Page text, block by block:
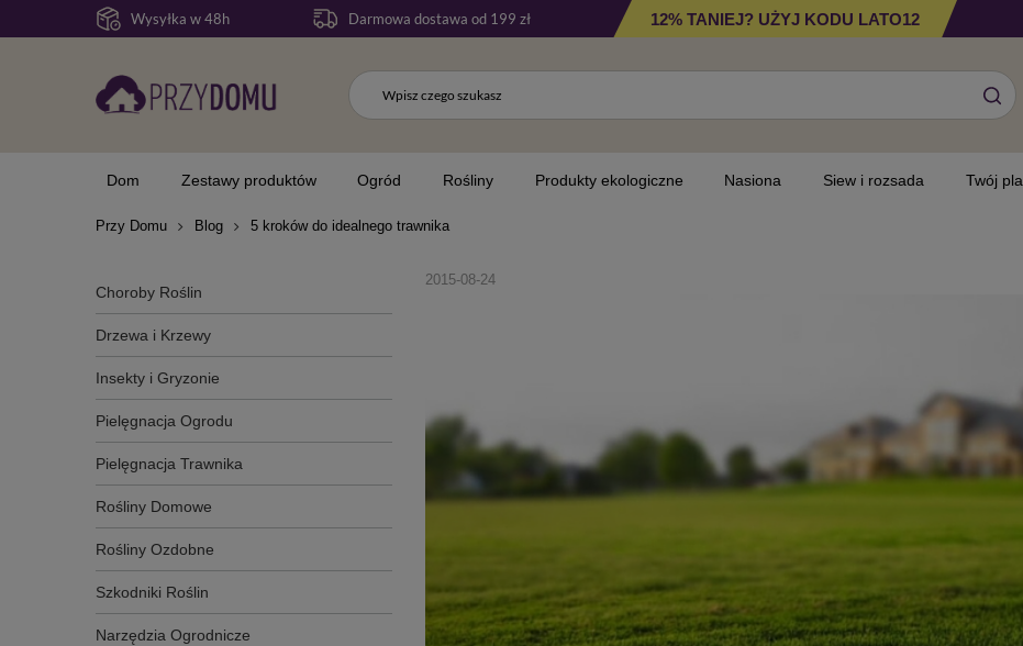
Wysyłka w 48h Darmowa dostawa od 199 zł 12% TANIEJ? UŻYJ KODU LATO12
Dom Zestawy produktów Ogród Rośliny Produkty ekologiczne Nasiona Siew i rozsada Twój
Przy Domu Blog 5 kroków do idealnego trawnika
Choroby Roślin
Drzewa i Krzewy
Insekty i Gryzonie
Pielęgnacja Ogrodu
Pielęgnacja Trawnika
Rośliny Domowe
Rośliny Ozdobne
Szkodniki Roślin
Narzędzia Ogrodnicze
2015-08-24